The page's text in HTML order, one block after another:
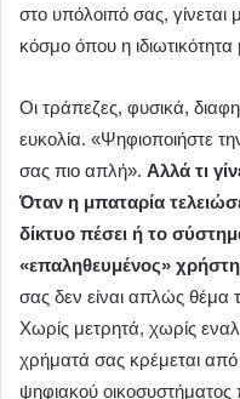
στο υπόλοιπό σας,
κόσμο όπου η
Οι τράπεζες, φυσικά,
ευκολία. «Ψηφιοποιήστε
σας πιο απλή». Αλλά τι
Όταν η μπαταρία
δίκτυο πέσει ή το
«επαληθευμένος»
σας δεν είναι απλώς θέμα
Χωρίς μετρητά, χωρίς
χρήματά σας κρέμεται από
ψηφιακού οικοσυστήματος